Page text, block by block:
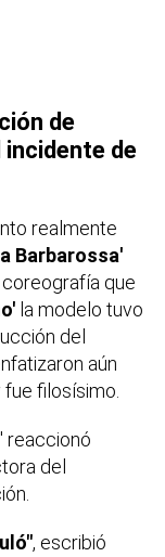
de
incidente de
realmente
Barbarossa'
que
la modelo tuvo
del
aún
fue filosísimo.
reaccionó
del
, escribió